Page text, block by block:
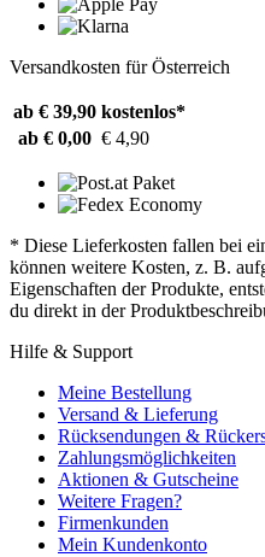
Versandkosten für Österreich
ab € 39,90 kostenlos*
ab € 0,00 € 4,90
* Diese Lieferkosten fallen bei
können weitere Kosten, z. B.
Eigenschaften der Produkte,
du direkt in der
Hilfe & Support
Meine Bestellung
Versand & Lieferung
Rücksendungen &
Zahlungsmöglichkeiten
Aktionen & Gutscheine
Weitere Fragen?
Firmenkunden
Mein Kundenkonto